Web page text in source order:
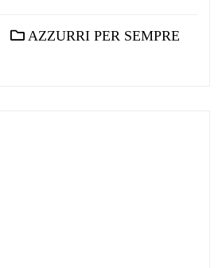
AZZURRI PER SEMPRE